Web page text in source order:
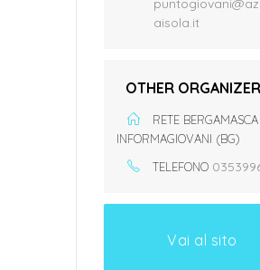
aisola.it
OTHER
RETE BERGAMASCA
INFORMAGIOVANI (BG)
TELEFONO
Vai al sito